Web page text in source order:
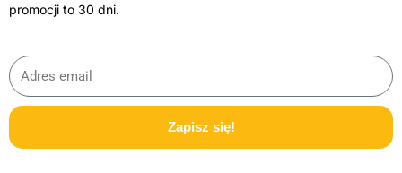
promocji to 30 dni.
Zapisz się!